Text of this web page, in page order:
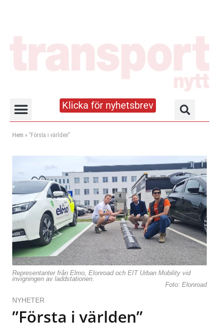
Klicka för nyhetsbrev
Hem » ”Första i världen”
Representanter från Elmo, Elonroad och EIT Urban Mobility vid
invigningen av laddstationen.
Foto: Elonroad
NYHETER
”Första i världen”